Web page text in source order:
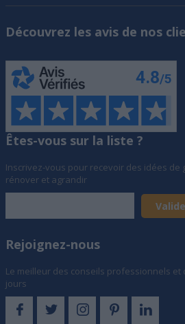
Découvrez les avis de nos
Êtes-vous sur la liste ?
Inscrivez-vous pour recevoir des idées de
rénover et agrandir
Rejoignez-nous
Le meilleur des conseils professionnels et
jours